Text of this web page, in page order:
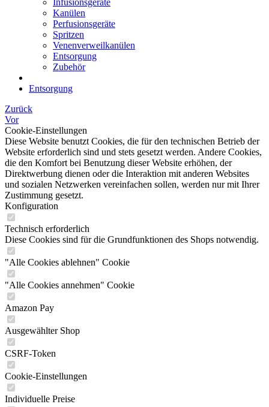
Infusionsgeräte
Kanülen
Perfusionsgeräte
Spritzen
Venenverweilkanülen
Entsorgung
Zubehör
Entsorgung
Zurück
Vor
Cookie-Einstellungen
Diese Website benutzt Cookies, die für den technischen Betrieb der
Website erforderlich sind und stets gesetzt werden. Andere Cookies,
die den Komfort bei Benutzung dieser Website erhöhen, der
Direktwerbung dienen oder die Interaktion mit anderen Websites
und sozialen Netzwerken vereinfachen sollen, werden nur mit Ihrer
Zustimmung gesetzt.
Konfiguration
Technisch erforderlich
Diese Cookies sind für die Grundfunktionen des Shops notwendig.
"Alle Cookies ablehnen" Cookie
"Alle Cookies annehmen" Cookie
Amazon Pay
Ausgewählter Shop
CSRF-Token
Cookie-Einstellungen
Individuelle Preise